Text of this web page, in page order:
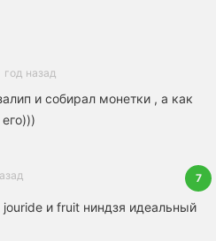
год назад
и собирал монетки , а как
7
и fruit ниндзя идеальный